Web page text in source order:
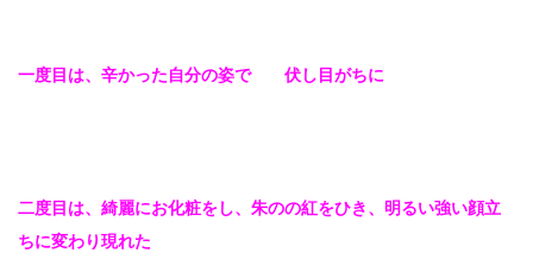
一度目は、辛かった自分の姿で 伏し目がちに
二度目は、綺麗にお化粧をし、朱のの紅をひき、明るい強い顔立
ちに変わり現れた